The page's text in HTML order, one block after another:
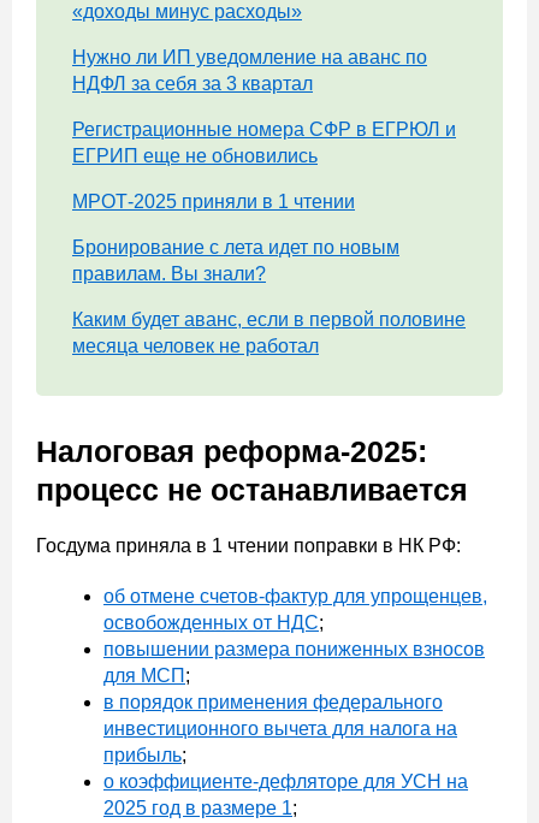
«доходы минус расходы»
Нужно ли ИП уведомление на аванс по
НДФЛ за себя за 3 квартал
Регистрационные номера СФР в ЕГРЮЛ и
ЕГРИП еще не обновились
МРОТ-2025 приняли в 1 чтении
Бронирование с лета идет по новым
правилам. Вы знали?
Каким будет аванс, если в первой половине
месяца человек не работал
Налоговая реформа-2025:
процесс не останавливается
Госдума приняла в 1 чтении поправки в НК РФ:
об отмене счетов-фактур для упрощенцев,
освобожденных от НДС;
повышении размера пониженных взносов
для МСП ;
в порядок применения федерального
инвестиционного вычета для налога на
прибыль;
о коэффициенте-дефляторе для УСН на
2025 год в размере 1;